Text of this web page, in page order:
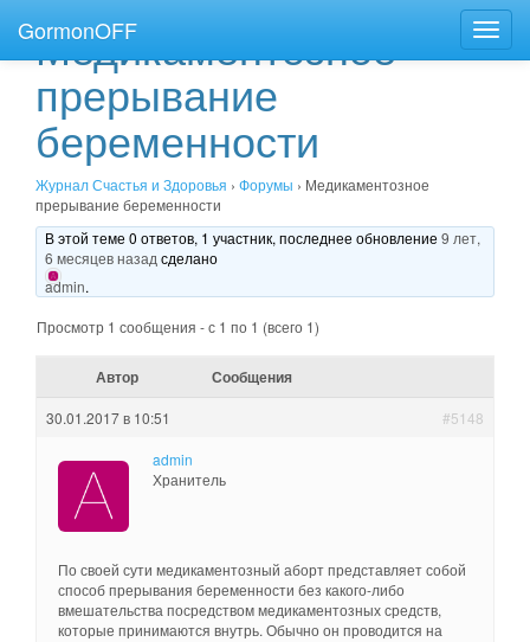
GormonOFF
Медикаментозное
прерывание
беременности
Журнал Счастья и Здоровья › Форумы › Медикаментозное
прерывание беременности
В этой теме 0 ответов, 1 участник, последнее обновление9 лет,
6 месяцев назад сделано
admin.
Просмотр 1 сообщения - с 1 по 1 (всего 1)
Автор Сообщения
30.01.2017 в 10:51 #5148
admin
Хранитель
По своей сути медикаментозный аборт представляет собой
способ прерывания беременности без какого-либо
вмешательства посредством медикаментозных средств,
которые принимаются внутрь. Обычно он проводится на